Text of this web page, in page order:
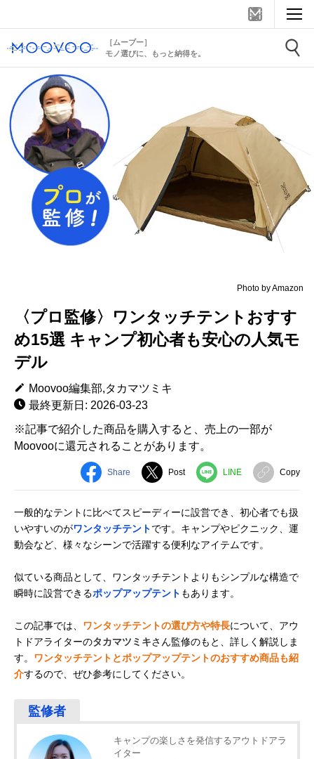
［ムーブー］
モノ選びに、もっと納得を。
Photo by Amazon
〈プロ監修〉ワンタッチテントおすす
め15選 キャンプ初心者も安心の人気モ
デル
Moovoo編集部,タカマツミキ
最終更新日: 2026-03-23
※記事で紹介した商品を購入すると、売上の一部が
Moovooに還元されることがあります。
Share Post LINE Copy
一般的なテントに比べてスピーディーに設営でき、初心者でも扱
いやすいのがワンタッチテントです。キャンプやピクニック、運
動会など、様々なシーンで活躍する便利なアイテムです。
似ている商品として、ワンタッチテントよりもシンプルな構造で
瞬時に設営できるポップアップテント もあります。
この記事では、 ワンタッチテントの選び方や特長について、アウ
トドアライターのタカマツミキさん監修のもと、詳しく解説しま
す。 ワンタッチテントとポップアップテントのおすすめ商品も紹
介するので、ぜひ参考にしてください。
キャンプの楽しさを発信するアウトドアラ
イター